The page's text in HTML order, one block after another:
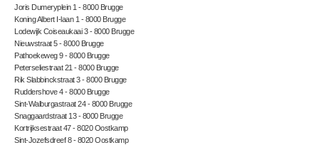
Joris Dumeryplein 1 - 8000 Brugge
Koning Albert I-laan 1 - 8000 Brugge
Lodewijk Coiseaukaai 3 - 8000 Brugge
Nieuwstraat 5 - 8000 Brugge
Pathoekeweg 9 - 8000 Brugge
Peterseliestraat 21 - 8000 Brugge
Rik Slabbinckstraat 3 - 8000 Brugge
Ruddershove 4 - 8000 Brugge
Sint-Walburgastraat 24 - 8000 Brugge
Snaggaardstraat 13 - 8000 Brugge
Kortrijksestraat 47 - 8020 Oostkamp
Sint-Jozefsdreef 8 - 8020 Oostkamp